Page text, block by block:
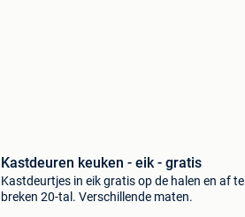
Kastdeuren keuken - eik - gratis
Kastdeurtjes in eik gratis op de halen en af te
breken 20-tal. Verschillende maten.